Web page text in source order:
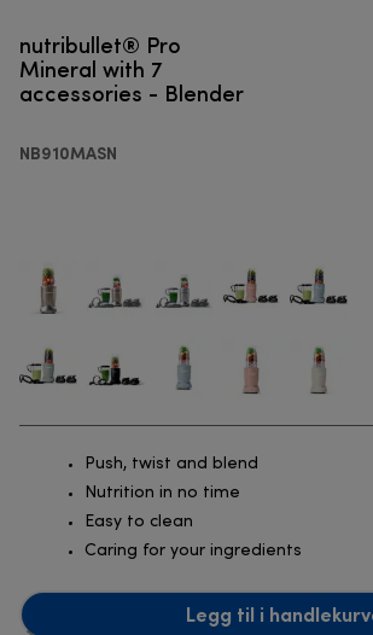
nutribullet® Pro
Mineral with 7
accessories - Blender
NB910MASN
Push, twist and blend
Nutrition in no time
Easy to clean
Caring for your ingredients
Legg til i